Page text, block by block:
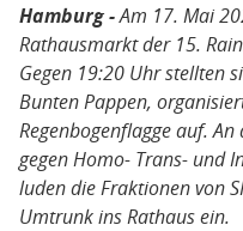
Hamburg -Am 17. Mai
Rathausmarkt der 15.
Gegen 19:20 Uhr stellten
Bunten Pappen,
Regenbogenflagge auf.
gegen Homo- Trans- und
luden die Fraktionen von
Umtrunk ins Rathaus ein.